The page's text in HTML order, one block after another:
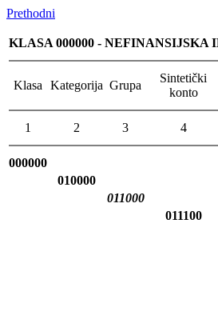
Prethodni
KLASA 000000 - NEFINANSIJSKA
Klasa Kategorija Grupa
Sintetički
konto
1 2 3 4
000000
010000
011000
011100